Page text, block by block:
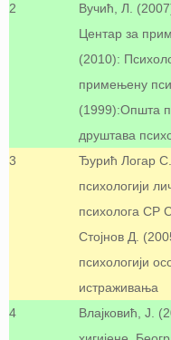
2
Вучић, Л.
Центар за
(2010):
примењену
(1999):Општа
друштава
3
Ђурић Логар
психологији
психолога СР
Стојнов Д.
психологији
истраживања
4
Влајковић, Ј.